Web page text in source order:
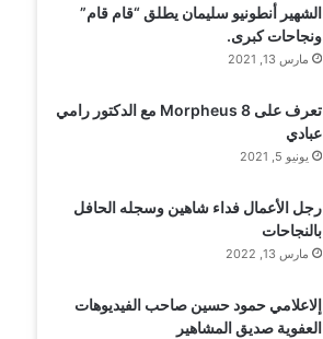
الشهير أنطونيو سليمان يطلق “قام قام”
ونجاحات كبرى.
مارس 13, 2021
تعرف على Morpheus 8 مع الدكتور رامي
عبادي
يونيو 5, 2021
رجل الأعمال فداء شاهين وسجله الحافل
بالنجاحات
مارس 13, 2022
إلاعلامي حمود حسين صاحب الفيديوهات
العفوية صديق المشاهير